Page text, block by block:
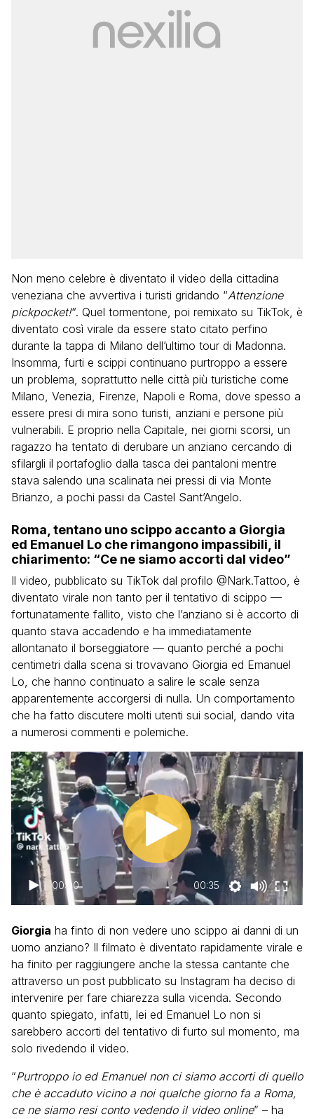
Non meno celebre è diventato il video della cittadina
veneziana che avvertiva i turisti gridando “Attenzione
pickpocket!“. Quel tormentone, poi remixato su TikTok, è
diventato così virale da essere stato citato perfino
durante la tappa di Milano dell’ultimo tour di Madonna.
Insomma, furti e scippi continuano purtroppo a essere
un problema, soprattutto nelle città più turistiche come
Milano, Venezia, Firenze, Napoli e Roma, dove spesso a
essere presi di mira sono turisti, anziani e persone più
vulnerabili. E proprio nella Capitale, nei giorni scorsi, un
ragazzo ha tentato di derubare un anziano cercando di
sfilargli il portafoglio dalla tasca dei pantaloni mentre
stava salendo una scalinata nei pressi di via Monte
Brianzo, a pochi passi da Castel Sant’Angelo.
Roma, tentano uno scippo accanto a Giorgia
ed Emanuel Lo che rimangono impassibili, il
chiarimento: “Ce ne siamo accorti dal video”
Il video, pubblicato su TikTok dal profilo @Nark.Tattoo, è
diventato virale non tanto per il tentativo di scippo —
fortunatamente fallito, visto che l’anziano si è accorto di
quanto stava accadendo e ha immediatamente
allontanato il borseggiatore — quanto perché a pochi
centimetri dalla scena si trovavano Giorgia ed Emanuel
Lo, che hanno continuato a salire le scale senza
apparentemente accorgersi di nulla. Un comportamento
che ha fatto discutere molti utenti sui social, dando vita
a numerosi commenti e polemiche.
00:00 00:35
Giorgia ha finto di non vedere uno scippo ai danni di un
uomo anziano? Il filmato è diventato rapidamente virale e
ha finito per raggiungere anche la stessa cantante che
attraverso un post pubblicato su Instagram ha deciso di
intervenire per fare chiarezza sulla vicenda. Secondo
quanto spiegato, infatti, lei ed Emanuel Lo non si
sarebbero accorti del tentativo di furto sul momento, ma
solo rivedendo il video.
“Purtroppo io ed Emanuel non ci siamo accorti di quello
che è accaduto vicino a noi qualche giorno fa a Roma,
ce ne siamo resi conto vedendo il video online” – ha